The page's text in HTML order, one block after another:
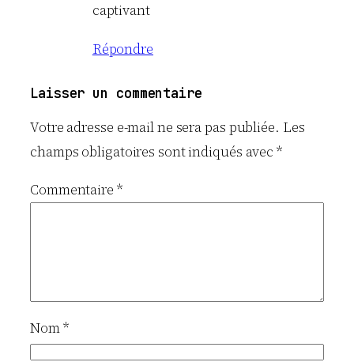
captivant
Répondre
Laisser un commentaire
Votre adresse e-mail ne sera pas publiée. Les
champs obligatoires sont indiqués avec*
Commentaire *
Nom*